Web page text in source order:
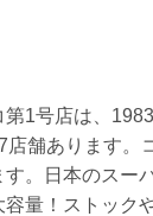
第1号店は、
店舗あります。
す。日本のスー
容量！ストック